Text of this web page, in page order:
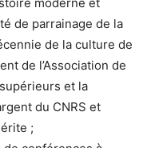
de parrainage de la
de la culture de
de l’Association de
et la
du CNRS et
;